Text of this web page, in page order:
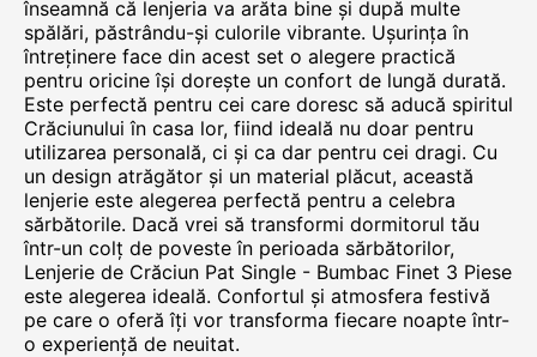
înseamnă că lenjeria va arăta bine și după multe
spălări, păstrându-și culorile vibrante. Ușurința în
întreținere face din acest set o alegere practică
pentru oricine își dorește un confort de lungă durată.
Este perfectă pentru cei care doresc să aducă spiritul
Crăciunului în casa lor, fiind ideală nu doar pentru
utilizarea personală, ci și ca dar pentru cei dragi. Cu
un design atrăgător și un material plăcut, această
lenjerie este alegerea perfectă pentru a celebra
sărbătorile. Dacă vrei să transformi dormitorul tău
într-un colț de poveste în perioada sărbătorilor,
Lenjerie de Crăciun Pat Single - Bumbac Finet 3 Piese
este alegerea ideală. Confortul și atmosfera festivă
pe care o oferă îți vor transforma fiecare noapte într-
o experiență de neuitat.